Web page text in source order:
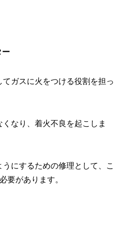
ー
ガスに火をつける役割を担っ
なり、着火不良を起こしま
にするための修理として、こ
要があります。